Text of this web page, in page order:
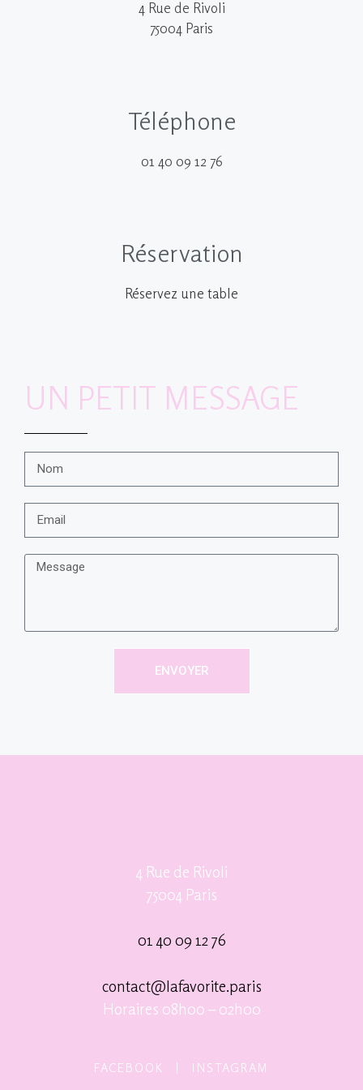
4 Rue de Rivoli
75004 Paris
Téléphone
01 40 09 12 76
Réservation
Réservez une table
UN PETIT MESSAGE
ENVOYER
4 Rue de Rivoli
75004 Paris
01 40 09 12 76
contact@lafavorite.paris
Horaires 08h00 – 02h00
FACEBOOK | INSTAGRAM